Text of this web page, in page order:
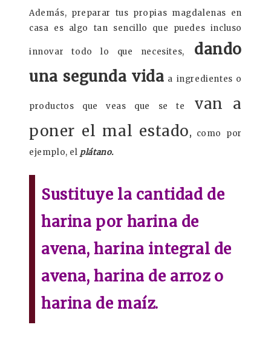
Además, preparar tus propias magdalenas en
casa es algo tan sencillo que puedes incluso
innovar todo lo que necesites,
dando
una segunda vida a ingredientes o
productos que veas que se te
van a
poner el mal estado, como por
ejemplo, el plátano.
Sustituye la cantidad de
harina por harina de
avena, harina integral de
avena, harina de arroz o
harina de maíz.